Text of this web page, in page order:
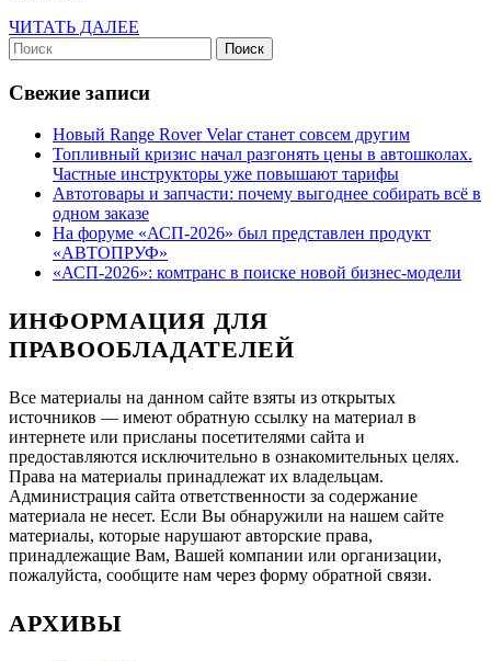
ЧИТАТЬ ДАЛЕЕ
Найти:
Свежие записи
Новый Range Rover Velar станет совсем другим
Топливный кризис начал разгонять цены в автошколах.
Частные инструкторы уже повышают тарифы
Автотовары и запчасти: почему выгоднее собирать всё в
одном заказе
На форуме «АСП-2026» был представлен продукт
«АВТОПРУФ»
«АСП-2026»: комтранс в поиске новой бизнес-модели
ИНФОРМАЦИЯ ДЛЯ
ПРАВООБЛАДАТЕЛЕЙ
Все материалы на данном сайте взяты из открытых
источников — имеют обратную ссылку на материал в
интернете или присланы посетителями сайта и
предоставляются исключительно в ознакомительных целях.
Права на материалы принадлежат их владельцам.
Администрация сайта ответственности за содержание
материала не несет. Если Вы обнаружили на нашем сайте
материалы, которые нарушают авторские права,
принадлежащие Вам, Вашей компании или организации,
пожалуйста, сообщите нам через форму обратной связи.
АРХИВЫ